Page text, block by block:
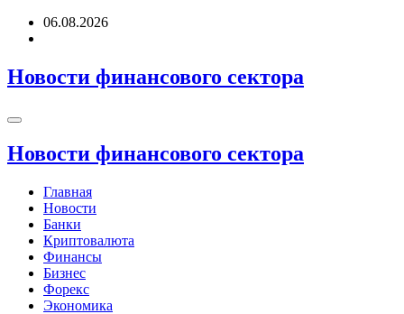
Перейти06.08.2026
Новости финансового сектора
Новости финансового сектора
Главная
Новости
Банки
Криптовалюта
Финансы
Бизнес
Форекс
Экономика